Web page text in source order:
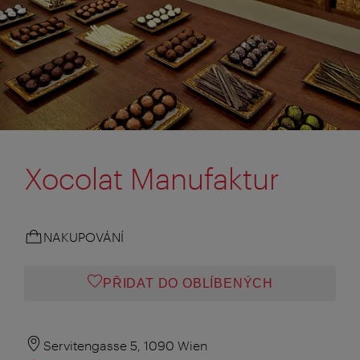
Xocolat Manufaktur
NAKUPOVÁNÍ
PŘIDAT DO OBLÍBENÝCH
Servitengasse 5, 1090 Wien